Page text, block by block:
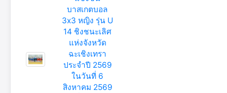
บาสเกตบอล
3x3 หญิง รุ่น U
14 ชิงชนะเลิศ
แห่งจังหวัด
ฉะเชิงเทรา
ประจำปี 2569
ในวันที่ 6
สิงหาคม 2569